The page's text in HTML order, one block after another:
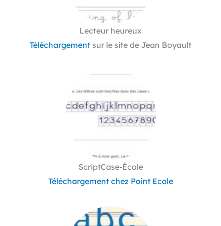
Lecteur heureux
Téléchargement sur le site de Jean Boyault
ScriptCase-École
Téléchargement chez Point Ecole